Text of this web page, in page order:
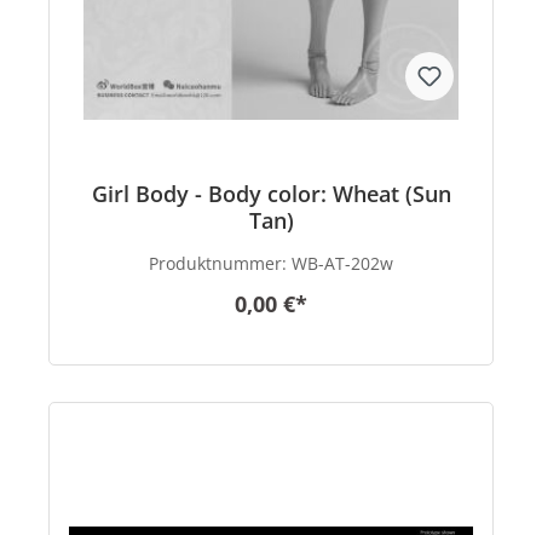
Girl Body - Body color: Wheat (Sun
Tan)
Produktnummer: WB-AT-202w
0,00 €*